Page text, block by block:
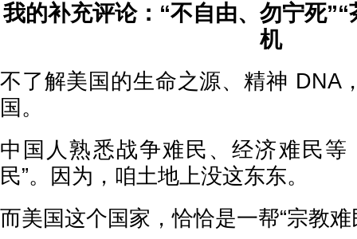
我的补充评论：“不自由、勿宁死
机
不了解美国的生命之源、精神 DNA
国。
中国人熟悉战争难民、经济难民等
民”。因为，咱土地上没这东东。
而美国这个国家，恰恰是一帮“宗教